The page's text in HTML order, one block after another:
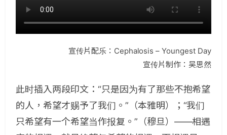
宣传片配乐：Cephalosis – Youngest Day
宣传片制作：吴思然
此时插入两段印文：“只是因为有了那些不抱希望
的人，希望才赐予了我们。”（本雅明）；“我们
只希望有一个希望当作报复。”（穆旦）——相遇